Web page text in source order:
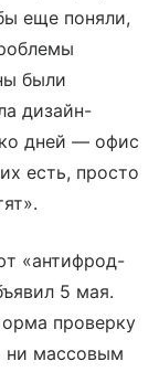
еще поняли,
были
дизайн-
дней — офис
есть, просто
«антифрод-
5 мая.
проверку
ни массовым